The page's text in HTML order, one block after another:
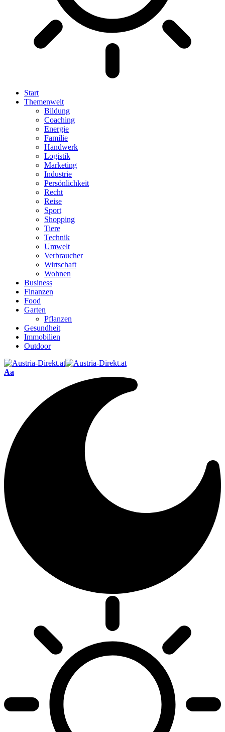
Start
Themenwelt
Bildung
Coaching
Energie
Familie
Handwerk
Logistik
Marketing
Industrie
Persönlichkeit
Recht
Reise
Sport
Shopping
Tiere
Technik
Umwelt
Verbraucher
Wirtschaft
Wohnen
Business
Finanzen
Food
Garten
Pflanzen
Gesundheit
Immobilien
Outdoor
Aa